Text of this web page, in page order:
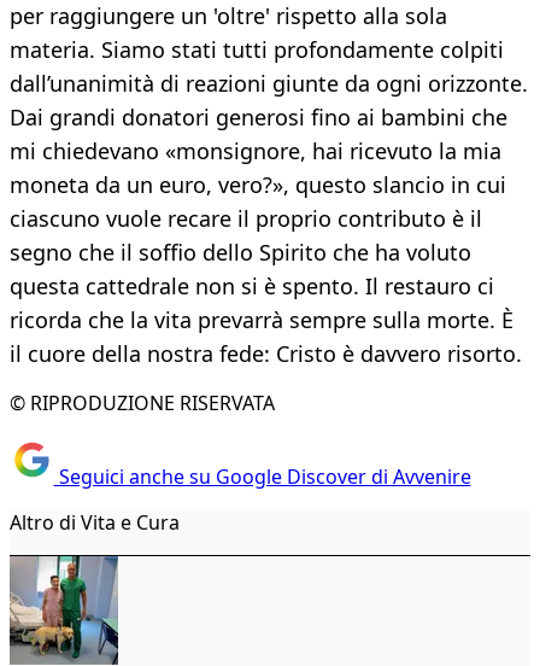
per raggiungere un 'oltre' rispetto alla sola
materia. Siamo stati tutti profondamente colpiti
dall’unanimità di reazioni giunte da ogni orizzonte.
Dai grandi donatori generosi fino ai bambini che
mi chiedevano «monsignore, hai ricevuto la mia
moneta da un euro, vero?», questo slancio in cui
ciascuno vuole recare il proprio contributo è il
segno che il soffio dello Spirito che ha voluto
questa cattedrale non si è spento. Il restauro ci
ricorda che la vita prevarrà sempre sulla morte. È
il cuore della nostra fede: Cristo è davvero risorto.
© RIPRODUZIONE RISERVATA
Seguici anche su Google Discover di Avvenire
Altro di Vita e Cura